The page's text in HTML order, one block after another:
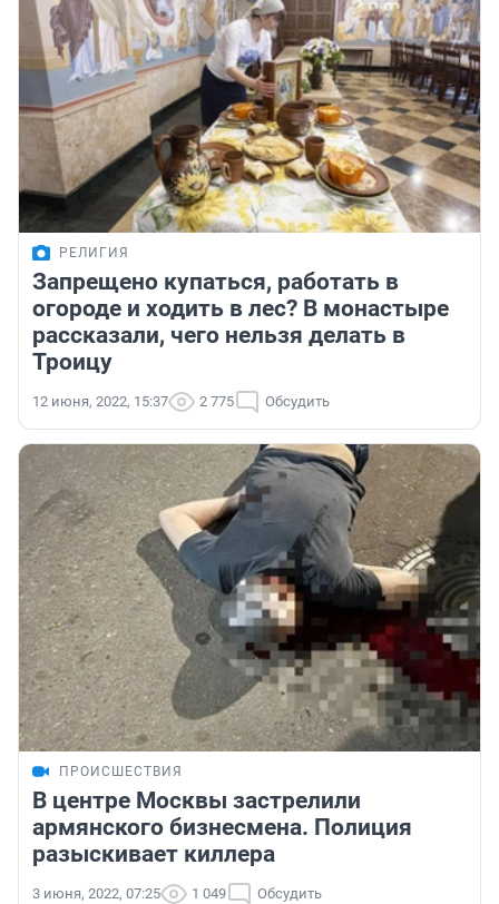
РЕЛИГИЯ
Запрещено купаться, работать в
огороде и ходить в лес? В монастыре
рассказали, чего нельзя делать в
Троицу
12 июня, 2022, 15:37 2 775 Обсудить
ПРОИСШЕСТВИЯ
В центре Москвы застрелили
армянского бизнесмена. Полиция
разыскивает киллера
3 июня, 2022, 07:25 1 049 Обсудить